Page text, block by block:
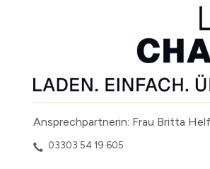
Ansprechpartnerin: Frau Britta
03303 54 19 605